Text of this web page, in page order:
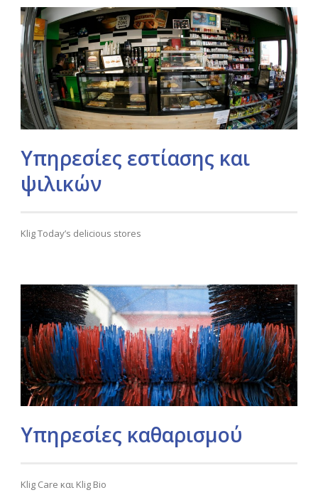
Υπηρεσίες εστίασης και
ψιλικών
Klig Today’s delicious stores
Υπηρεσίες καθαρισμού
Klig Care και Klig Bio